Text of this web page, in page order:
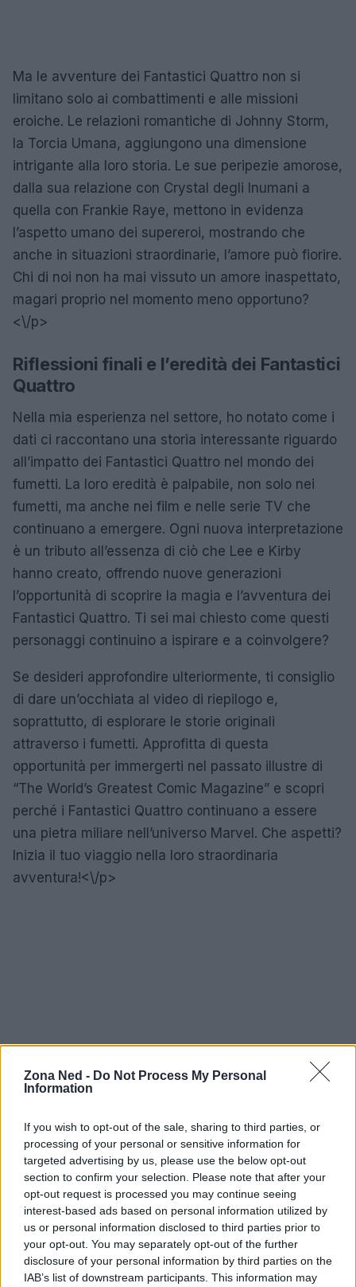
Zona Ned - Do Not Process My Personal
Information
If you wish to opt-out of the sale, sharing to third parties, or
processing of your personal or sensitive information for
targeted advertising by us, please use the below opt-out
section to confirm your selection. Please note that after your
opt-out request is processed you may continue seeing
interest-based ads based on personal information utilized by
us or personal information disclosed to third parties prior to
your opt-out. You may separately opt-out of the further
disclosure of your personal information by third parties on the
IAB’s list of downstream participants. This information may
Ma le avventure dei Fantastici Quattro non si
limitano solo ai combattimenti e alle missioni
eroiche. Le relazioni romantiche di Johnny Storm,
la Torcia Umana, aggiungono una dimensione
intrigante alla loro storia. Le sue peripezie amorose,
dalla sua relazione con Crystal degli Inumani a
quella con Frankie Raye, mettono in evidenza
l’aspetto umano dei supereroi, mostrando che
anche in situazioni straordinarie, l’amore può fiorire.
Chi di noi non ha mai vissuto un amore inaspettato,
magari proprio nel momento meno opportuno?
<\/p>
Riflessioni finali e l’eredità dei Fantastici
Quattro
Nella mia esperienza nel settore, ho notato come i
dati ci raccontano una storia interessante riguardo
all’impatto dei Fantastici Quattro nel mondo dei
fumetti. La loro eredità è palpabile, non solo nei
fumetti, ma anche nei film e nelle serie TV che
continuano a emergere. Ogni nuova interpretazione
è un tributo all’essenza di ciò che Lee e Kirby
hanno creato, offrendo nuove generazioni
l’opportunità di scoprire la magia e l’avventura dei
Fantastici Quattro. Ti sei mai chiesto come questi
personaggi continuino a ispirare e a coinvolgere?
Se desideri approfondire ulteriormente, ti consiglio
di dare un’occhiata al video di riepilogo e,
soprattutto, di esplorare le storie originali
attraverso i fumetti. Approfitta di questa
opportunità per immergerti nel passato illustre di
“The World’s Greatest Comic Magazine” e scopri
perché i Fantastici Quattro continuano a essere
una pietra miliare nell’universo Marvel. Che aspetti?
Inizia il tuo viaggio nella loro straordinaria
avventura!<\/p>
AUTORE
Staff